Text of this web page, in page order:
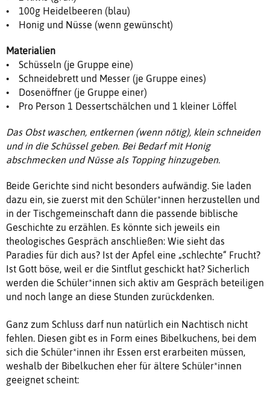
• 100g Heidelbeeren (blau)
• Honig und Nüsse (wenn gewünscht)
Materialien
• Schüsseln (je Gruppe eine)
• Schneidebrett und Messer (je Gruppe eines)
• Dosenöffner (je Gruppe einer)
• Pro Person 1 Dessertschälchen und 1 kleiner Löffel
Das Obst waschen, entkernen (wenn nötig), klein schneiden
und in die Schüssel geben. Bei Bedarf mit Honig
abschmecken und Nüsse als Topping hinzugeben.
Beide Gerichte sind nicht besonders aufwändig. Sie laden
dazu ein, sie zuerst mit den Schüler*innen herzustellen und
in der Tischgemeinschaft dann die passende biblische
Geschichte zu erzählen. Es könnte sich jeweils ein
theologisches Gespräch anschließen: Wie sieht das
Paradies für dich aus? Ist der Apfel eine „schlechte“ Frucht?
Ist Gott böse, weil er die Sintflut geschickt hat? Sicherlich
werden die Schüler*innen sich aktiv am Gespräch beteiligen
und noch lange an diese Stunden zurückdenken.
Ganz zum Schluss darf nun natürlich ein Nachtisch nicht
fehlen. Diesen gibt es in Form eines Bibelkuchens, bei dem
sich die Schüler*innen ihr Essen erst erarbeiten müssen,
weshalb der Bibelkuchen eher für ältere Schüler*innen
geeignet scheint: